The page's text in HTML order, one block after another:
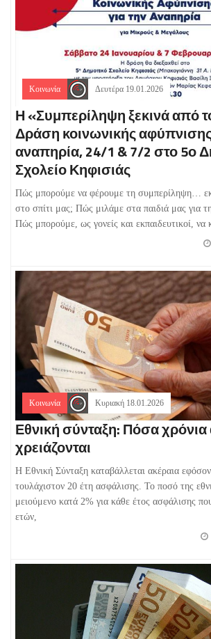
Κοινωνία Δευτέρα 19.01.2026
Η «Συμπερίληψη ξεκινά από
Δράση κοινωνικής
αναπηρία, 24/1 & 7/2 στο 5ο
Σχολείο Κηφισιάς
Πώς μπορούμε να φέρουμε τη συμπερίληψη…
στο σπίτι μας; Πώς μιλάμε στα παιδιά μας για
Πώς μπορούμε, ως γονείς και εκπαιδευτικοί, να
Κοινωνία Κυριακή 18.01.2026
Εθνική σύνταξη: Πόσα
χρειάζονται
Η Εθνική Σύνταξη καταβάλλεται ακέραια
τουλάχιστον 20 έτη ασφάλισης. Το ποσό της
μειούμενο κατά 2% για κάθε έτος ασφάλισης
ετών,